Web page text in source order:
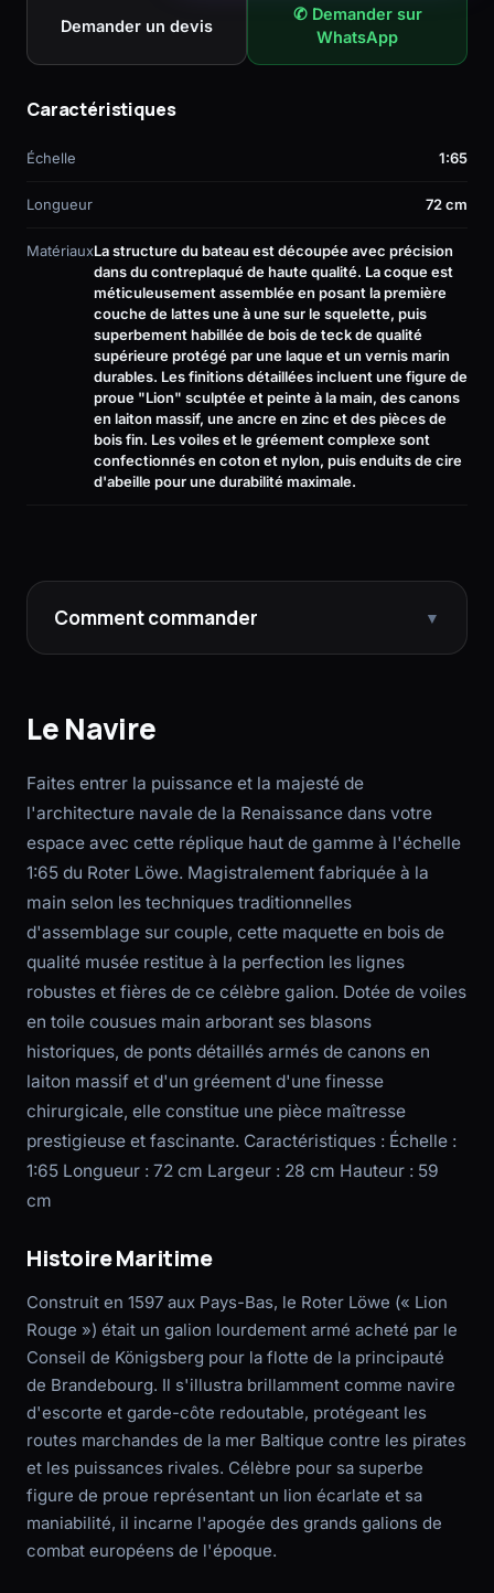
Demander un devis
✆ Demander sur
WhatsApp
Caractéristiques
Échelle 1:65
Longueur 72 cm
MatériauxLa structure du bateau est découpée avec précision
dans du contreplaqué de haute qualité. La coque est
méticuleusement assemblée en posant la première
couche de lattes une à une sur le squelette, puis
superbement habillée de bois de teck de qualité
supérieure protégé par une laque et un vernis marin
durables. Les finitions détaillées incluent une figure de
proue "Lion" sculptée et peinte à la main, des canons
en laiton massif, une ancre en zinc et des pièces de
bois fin. Les voiles et le gréement complexe sont
confectionnés en coton et nylon, puis enduits de cire
d'abeille pour une durabilité maximale.
Comment commander ▼
Le Navire
Faites entrer la puissance et la majesté de
l'architecture navale de la Renaissance dans votre
espace avec cette réplique haut de gamme à l'échelle
1:65 du Roter Löwe. Magistralement fabriquée à la
main selon les techniques traditionnelles
d'assemblage sur couple, cette maquette en bois de
qualité musée restitue à la perfection les lignes
robustes et fières de ce célèbre galion. Dotée de voiles
en toile cousues main arborant ses blasons
historiques, de ponts détaillés armés de canons en
laiton massif et d'un gréement d'une finesse
chirurgicale, elle constitue une pièce maîtresse
prestigieuse et fascinante. Caractéristiques : Échelle :
1:65 Longueur : 72 cm Largeur : 28 cm Hauteur : 59
cm
Histoire Maritime
Construit en 1597 aux Pays-Bas, le Roter Löwe (« Lion
Rouge ») était un galion lourdement armé acheté par le
Conseil de Königsberg pour la flotte de la principauté
de Brandebourg. Il s'illustra brillamment comme navire
d'escorte et garde-côte redoutable, protégeant les
routes marchandes de la mer Baltique contre les pirates
et les puissances rivales. Célèbre pour sa superbe
figure de proue représentant un lion écarlate et sa
maniabilité, il incarne l'apogée des grands galions de
combat européens de l'époque.